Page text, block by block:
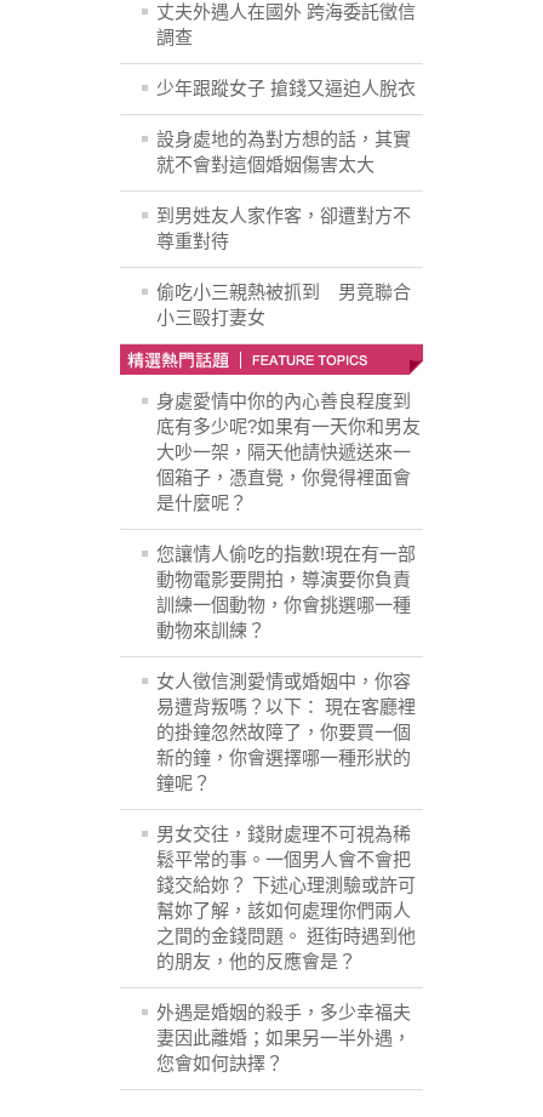
丈夫外遇人在國外 跨海委託徵信
調查
少年跟蹤女子 搶錢又逼迫人脫衣
設身處地的為對方想的話，其實
就不會對這個婚姻傷害太大
到男姓友人家作客，卻遭對方不
尊重對待
偷吃小三親熱被抓到 男竟聯合
小三毆打妻女
身處愛情中你的內心善良程度到
底有多少呢?如果有一天你和男友
大吵一架，隔天他請快遞送來一
個箱子，憑直覺，你覺得裡面會
是什麼呢？
您讓情人偷吃的指數!現在有一部
動物電影要開拍，導演要你負責
訓練一個動物，你會挑選哪一種
動物來訓練？
女人徵信測愛情或婚姻中，你容
易遭背叛嗎？以下： 現在客廳裡
的掛鐘忽然故障了，你要買一個
新的鐘，你會選擇哪一種形狀的
鐘呢？
男女交往，錢財處理不可視為稀
鬆平常的事。一個男人會不會把
錢交給妳？ 下述心理測驗或許可
幫妳了解，該如何處理你們兩人
之間的金錢問題。 逛街時遇到他
的朋友，他的反應會是？
外遇是婚姻的殺手，多少幸福夫
妻因此離婚；如果另一半外遇，
您會如何訣擇？